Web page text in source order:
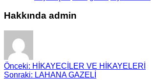
Hakkında admin
Önceki: HİKAYECİLER VE HİKAYELERİ
Sonraki: LAHANA GAZELİ